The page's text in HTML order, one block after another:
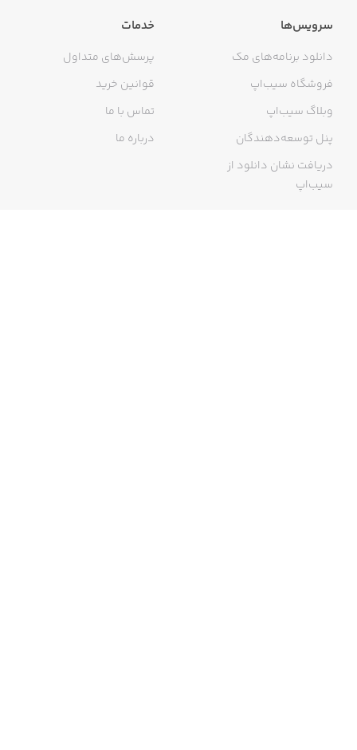
سرویس‌ها
دانلود برنامه‌های مک
فروشگاه سیب‌اپ
وبلاگ سیب‌اپ
پنل توسعه‌دهندگان
دریافت نشان دانلود از
سیب‌اپ
خدمات
پرسش‌های متداول
قوانین خرید
تماس با ما
درباره ما